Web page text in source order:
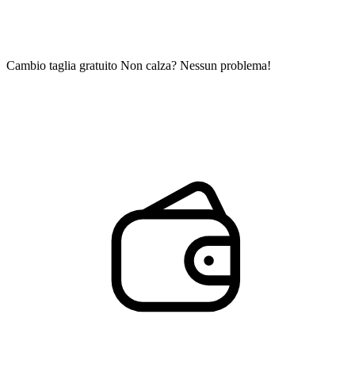
Cambio taglia gratuito Non calza? Nessun problema!